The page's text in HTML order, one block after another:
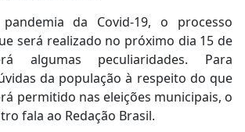
da Covid-19, o processo
será realizado no próximo dia 15 de
algumas peculiaridades. Para
da população à respeito do que
permitido nas eleições municipais, o
fala ao Redação Brasil.